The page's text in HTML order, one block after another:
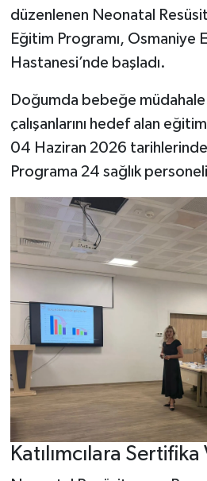
düzenlenen Neonatal
Eğitim Programı, Osmaniye
Hastanesi’nde başladı.
Doğumda bebeğe müdahale
çalışanlarını hedef alan
04 Haziran 2026
Programa 24 sağlık personeli
Katılımcılara